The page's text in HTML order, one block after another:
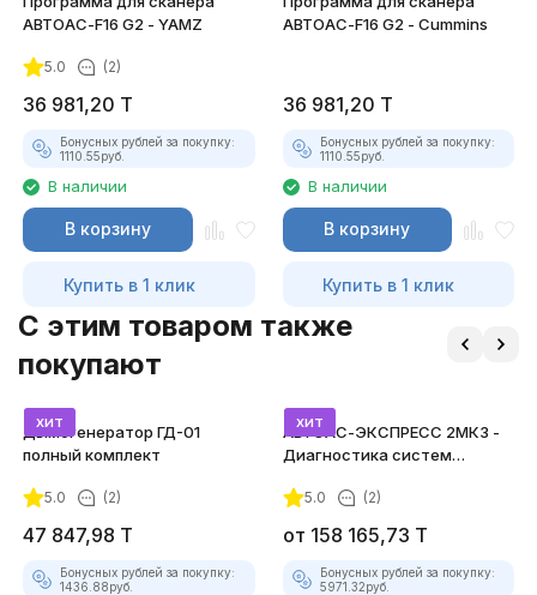
АВТОАС-F16 G2 - YAMZ
5.0 (2)
36 981,20 T
Бонусных рублей за покупку:
1110.55руб.
В наличии
В корзину
Купить в 1 клик
АВТОАС-F16 G2 - Cummins
36 981,20 T
Бонусных рублей за покупку:
1110.55руб.
В наличии
В корзину
Купить в 1 клик
C этим товаром также
покупают
хит
Дымогенератор ГД-01
полный комплект
5.0 (2)
47 847,98 T
Бонусных рублей за покупку:
1436.88руб.
хит
АВТОАС-ЭКСПРЕСС 2МК3 -
Диагностика систем
5.0 (2)
от 158 165,73 T
Бонусных рублей за покупку:
5971.32руб.